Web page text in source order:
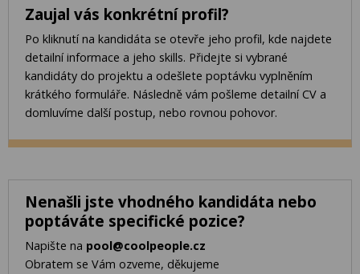
Zaujal vás konkrétní profil?
Po kliknutí na kandidáta se otevře jeho profil, kde najdete
detailní informace a jeho skills. Přidejte si vybrané
kandidáty do projektu a odešlete poptávku vyplněním
krátkého formuláře. Následně vám pošleme detailní CV a
domluvíme další postup, nebo rovnou pohovor.
Nenašli jste vhodného kandidáta nebo
poptáváte specifické pozice?
Napište na pool@coolpeople.cz
Obratem se Vám ozveme, děkujeme